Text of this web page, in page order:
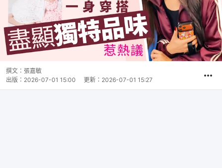
撰文： 張嘉敏
出版： 2026-07-01 15:00 更新： 2026-07-01 15:27